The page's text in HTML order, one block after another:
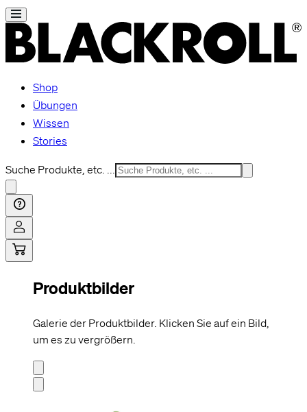
Shop
Übungen
Wissen
Stories
Suche Produkte, etc. ...
Produktbilder
Galerie der Produktbilder. Klicken Sie auf ein Bild,
um es zu vergrößern.